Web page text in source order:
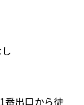
番出口から徒